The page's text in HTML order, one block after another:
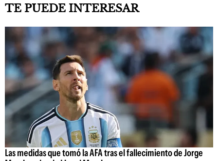
TE PUEDE INTERESAR
Las medidas que tomó la AFA tras el fallecimiento de Jorge